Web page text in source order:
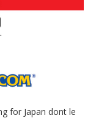
for Japan dont le